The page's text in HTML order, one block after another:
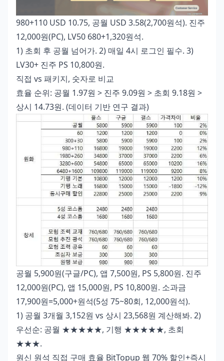
980+110 USD 10.75, 공월 USD 3.58(2,700원석). 진주
12,000원(PC), LV50 680+1,320원석.
1) 초회 후 공월 넘어가. 2) 매일 4시 로그인 필수. 3)
LV30+ 진주 PS 10,800원.
직접 vs 패키지, 숫자로 비교
효율 순위: 공월 1.97원 > 진주 9.09원 > 초회 9.18원 >
상시 14.73원. (데이터 기반 연구 결과)
공월 5,900원(구글/PC), 앱 7,500원, PS 5,800원. 진주
12,000원(PC), 앱 15,000원, PS 10,800원. 소과금
17,900원=5,000+원석(5성 75~80회, 12,000원석).
1) 공월 3개월 3,152원 vs 상시 23,568원 계산해봐. 2)
우선순: 공월 ★★★★★, 기행 ★★★★★, 초회
★★★.
원신 원석 직접 구매 효율 BitTopup 웹 70% 할인+즉시